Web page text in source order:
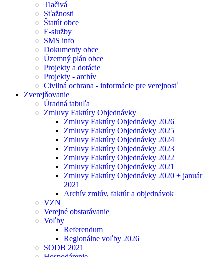
Tlačivá
Sťažnosti
Štatút obce
E-služby
SMS info
Dokumenty obce
Územný plán obce
Projekty a dotácie
Projekty - archív
Civilná ochrana - informácie pre verejnosť
Zverejňovanie
Úradná tabuľa
Zmluvy Faktúry Objednávky
Zmluvy Faktúry Objednávky 2026
Zmluvy Faktúry Objednávky 2025
Zmluvy Faktúry Objednávky 2024
Zmluvy Faktúry Objednávky 2023
Zmluvy Faktúry Objednávky 2022
Zmluvy Faktúry Objednávky 2021
Zmluvy Faktúry Objednávky 2020 + január
2021
Archív zmlúv, faktúr a objednávok
VZN
Verejné obstarávanie
Voľby
Referendum
Regionálne voľby 2026
SODB 2021